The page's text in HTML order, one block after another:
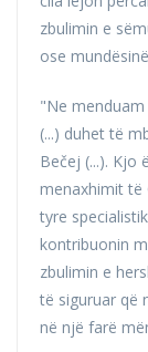
zbulimin e
ose
"Ne
(...) duhet të
Bečej (...). Kjo
menaxhimit të
tyre
kontribuonin
zbulimin e
të siguruar që
në një farë